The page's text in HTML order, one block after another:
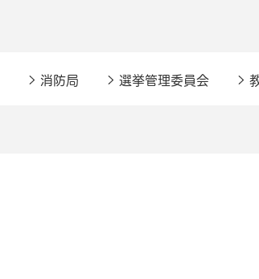
消防局 選挙管理委員会